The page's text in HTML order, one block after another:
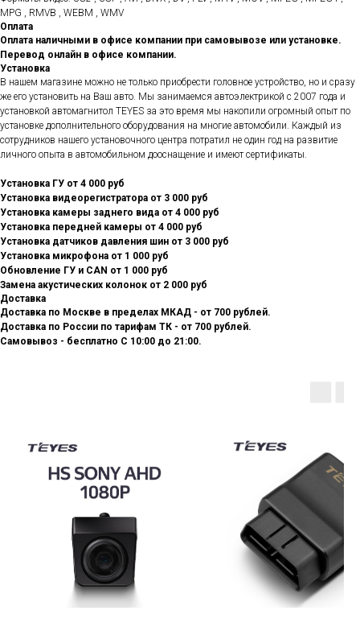
MPG , RMVB , WEBM , WMV
Оплата
Оплата наличными в офисе компании при самовывозе или установке.
Перевод онлайн в офисе компании.
Установка
В нашем магазине можно не только приобрести головное устройство, но и сразу
же его установить на Ваш авто. Мы занимаемся автоэлектрикой с 2007 года и
установкой автомагнитол TEYES за это время мы накопили огромный опыт по
установке дополнительного оборудования на многие автомобили. Каждый из
сотрудников нашего установочного центра потратил не один год на развитие
личного опыта в автомобильном дооснащение и имеют сертификаты.
Установка ГУ от 4 000 руб
Установка видеорегистратора от 3 000 руб
Установка камеры заднего вида от 4 000 руб
Установка передней камеры от 4 000 руб
Установка датчиков давления шин от 3 000 руб
Установка микрофона от 1 000 руб
Обновление ГУ и CAN от 1 000 руб
Замена акустических колонок от 2 000 руб
Доставка
Доставка по Москве в пределах МКАД - от 700 рублей.
Доставка по России по тарифам ТК - от 700 рублей.
Самовывоз - бесплатно С 10:00 до 21:00.